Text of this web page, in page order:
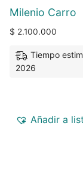
Milenio Carro
$ 2.100.000
Tiempo
2026
Añadir a